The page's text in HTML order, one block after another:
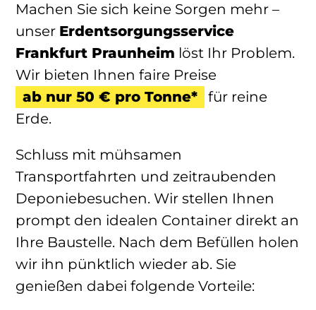
Machen Sie sich keine Sorgen mehr –
unser Erdentsorgungsservice
Frankfurt Praunheim löst Ihr Problem.
Wir bieten Ihnen faire Preise
ab nur 50 € pro Tonne*
für reine
Erde.
Schluss mit mühsamen
Transportfahrten und zeitraubenden
Deponiebesuchen. Wir stellen Ihnen
prompt den idealen Container direkt an
Ihre Baustelle. Nach dem Befüllen holen
wir ihn pünktlich wieder ab. Sie
genießen dabei folgende Vorteile: